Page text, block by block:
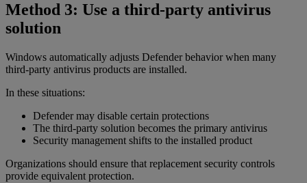
Method 3: Use a third-party antivirus
solution
Windows automatically adjusts Defender behavior when many
third-party antivirus products are installed.
In these situations:
Defender may disable certain protections
The third-party solution becomes the primary antivirus
Security management shifts to the installed product
Organizations should ensure that replacement security controls
provide equivalent protection.